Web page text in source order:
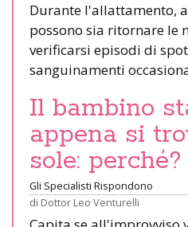
Durante l'allattamento,
possono sia ritornare le
verificarsi episodi di
sanguinamenti
Il bambino
appena si
sole: perché?
Gli Specialisti Rispondono
di Dottor Leo Venturelli